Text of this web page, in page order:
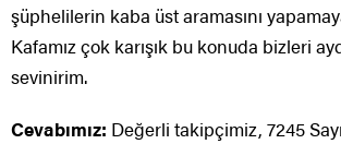
şüphelilerin kaba üst aramasını
Kafamız çok karışık bu konuda bizleri
sevinirim.
Cevabımız: Değerli takipçimiz, 7245